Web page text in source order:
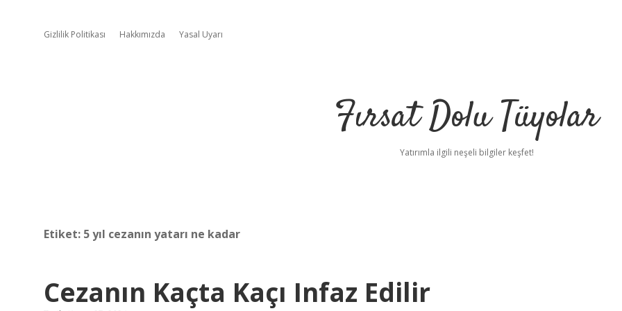
Gizlilik Politikası Hakkımızda Yasal Uyarı
Fırsat Dolu Tüyolar
Yatırımla ilgili neşeli bilgiler keşfet!
Etiket: 5 yıl cezanın yatarı ne kadar
Cezanın Kaçta Kaçı Infaz Edilir